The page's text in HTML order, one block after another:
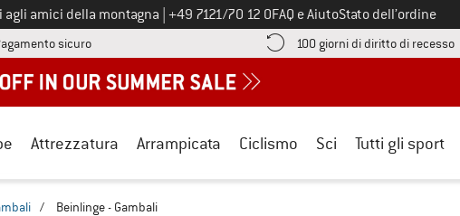
agli amici della montagna Chiamaci al numero
+49 7121/70 12 0FAQ e AiutoStato dell’ordine
sicuroQui trovi le informazioni di pagamento! Si apre in una casella
100 giorni di diritto di recesso
Attrezzatura Arrampicata Ciclismo Sci Tutti gli sport
/ Beinlinge - Gambali